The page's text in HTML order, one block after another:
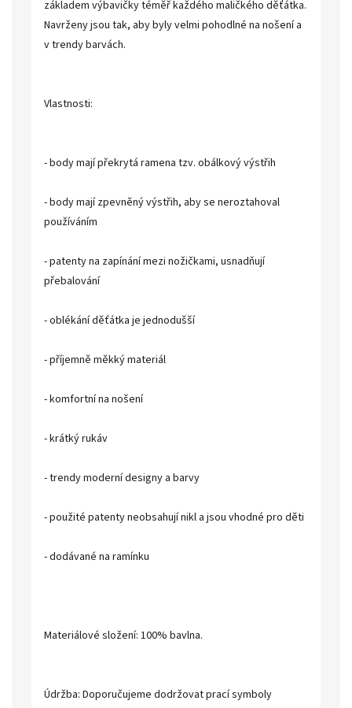
základem výbavičky téměř každého maličkého děťátka.
Navrženy jsou tak, aby byly velmi pohodlné na nošení a
v trendy barvách.
Vlastnosti:
- body mají překrytá ramena tzv. obálkový výstřih
- body mají zpevněný výstřih, aby se neroztahoval
používáním
- patenty na zapínání mezi nožičkami, usnadňují
přebalování
- oblékání děťátka je jednodušší
- příjemně měkký materiál
- komfortní na nošení
- krátký rukáv
- trendy moderní designy a barvy
- použité patenty neobsahují nikl a jsou vhodné pro děti
- dodávané na ramínku
Materiálové složení: 100% bavlna.
Údržba: Doporučujeme dodržovat prací symboly